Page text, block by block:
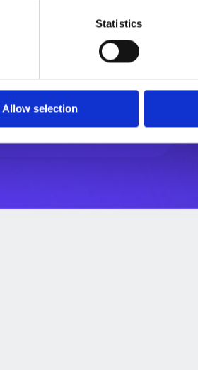
Statistics
Allow selection
workflows
en ondersteunen
orderafhandeling.